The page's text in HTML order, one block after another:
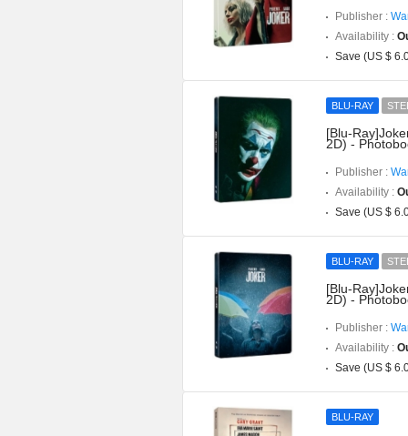
Publisher :
Availability :
Save (US $
BLU-RAY
[Blu-
2D) -
Publisher :
Availability :
Save (US $
BLU-RAY
[Blu-
2D) -
Publisher :
Availability :
Save (US $
BLU-RAY